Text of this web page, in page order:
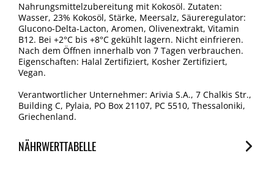
Nahrungsmittelzubereitung mit Kokosöl. Zutaten:
Wasser, 23% Kokosöl, Stärke, Meersalz, Säureregulator:
Glucono-Delta-Lacton, Aromen, Olivenextrakt, Vitamin
B12. Bei +2°C bis +8°C gekühlt lagern. Nicht einfrieren.
Nach dem Öffnen innerhalb von 7 Tagen verbrauchen.
Eigenschaften: Halal Zertifiziert, Kosher Zertifiziert,
Vegan.
Verantwortlicher Unternehmer: Arivia S.A., 7 Chalkis Str.,
Building C, Pylaia, PO Box 21107, PC 5510, Thessaloniki,
Griechenland.
NÄHRWERTTABELLE